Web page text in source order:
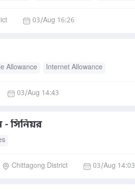
03/Aug 16:26
Allowance Internet Allowance
03/Aug 14:43
- সিনিয়র
Chittagong District 03/Aug 14:03